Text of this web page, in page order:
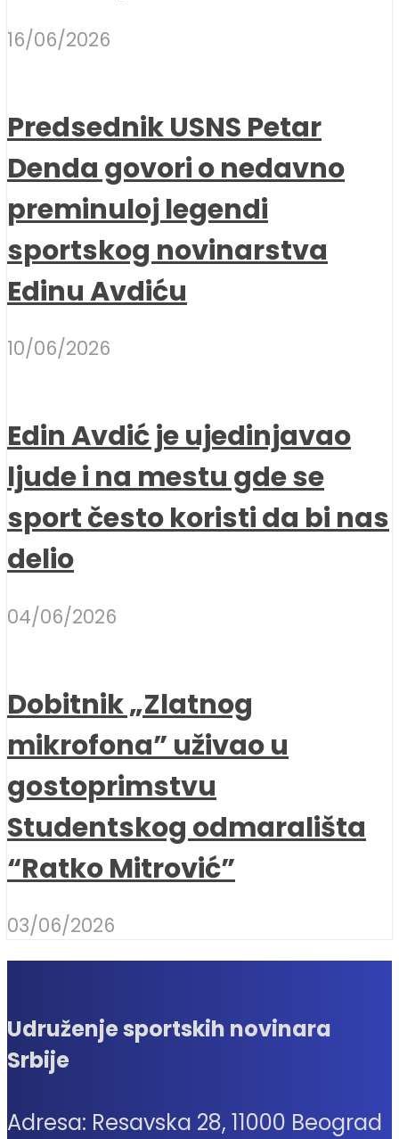
16/06/2026
Predsednik USNS Petar
Denda govori o nedavno
preminuloj legendi
sportskog novinarstva
Edinu Avdiću
10/06/2026
Edin Avdić je ujedinjavao
ljude i na mestu gde se
sport često koristi da bi nas
delio
04/06/2026
Dobitnik „Zlatnog
mikrofona” uživao u
gostoprimstvu
Studentskog odmarališta
“Ratko Mitrović”
03/06/2026
Udruženje sportskih novinara
Srbije
Adresa: Resavska 28, 11000 Beograd